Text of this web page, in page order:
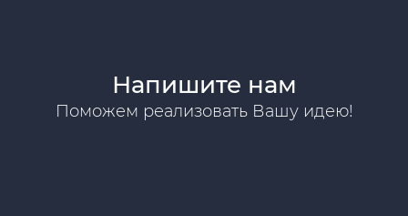
Напишите нам
Поможем реализовать Вашу идею!